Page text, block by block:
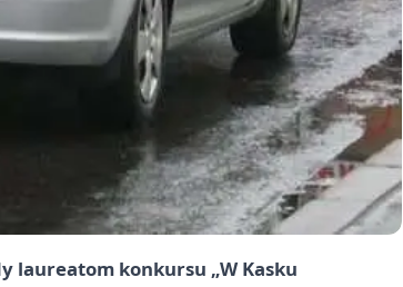
laureatom konkursu „W Kasku